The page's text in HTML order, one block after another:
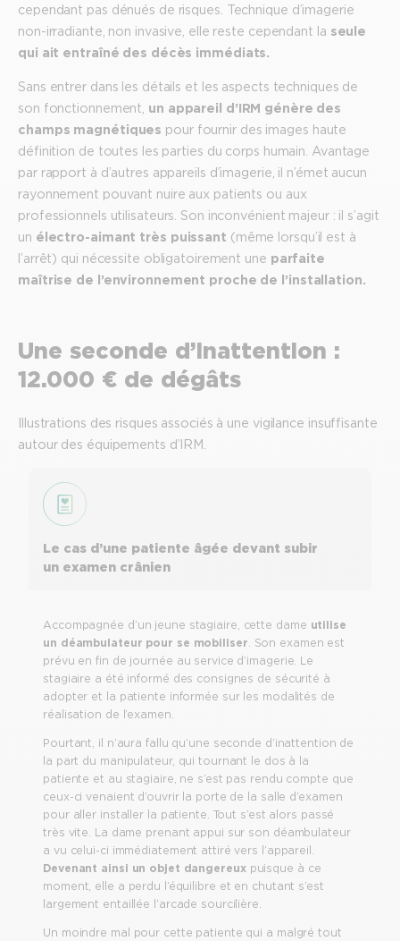
cependant pas dénués de risques. Technique d’imagerie
non-irradiante, non invasive, elle reste cependant la seule
qui ait entraîné des décès immédiats.
Sans entrer dans les détails et les aspects techniques de
son fonctionnement, un appareil d’IRM génère des
champs magnétiques pour fournir des images haute
définition de toutes les parties du corps humain. Avantage
par rapport à d’autres appareils d’imagerie, il n’émet aucun
rayonnement pouvant nuire aux patients ou aux
professionnels utilisateurs. Son inconvénient majeur : il s’agit
un électro-aimant très puissant (même lorsqu’il est à
l’arrêt) qui nécessite obligatoirement une parfaite
maîtrise de l’environnement proche de l’installation.
Une seconde d’inattention :
12.000 € de dégâts
Illustrations des risques associés à une vigilance insuffisante
autour des équipements d’IRM.
Le cas d’une patiente âgée devant subir
un examen crânien
Accompagnée d’un jeune stagiaire, cette dame utilise
un déambulateur pour se mobiliser . Son examen est
prévu en fin de journée au service d’imagerie. Le
stagiaire a été informé des consignes de sécurité à
adopter et la patiente informée sur les modalités de
réalisation de l’examen.
Pourtant, il n’aura fallu qu’une seconde d’inattention de
la part du manipulateur, qui tournant le dos à la
patiente et au stagiaire, ne s’est pas rendu compte que
ceux-ci venaient d’ouvrir la porte de la salle d’examen
pour aller installer la patiente. Tout s’est alors passé
très vite. La dame prenant appui sur son déambulateur
a vu celui-ci immédiatement attiré vers l’appareil.
Devenant ainsi un objet dangereuxpuisque à ce
moment, elle a perdu l’équilibre et en chutant s’est
largement entaillée l’arcade sourcilière.
Un moindre mal pour cette patiente qui a malgré tout